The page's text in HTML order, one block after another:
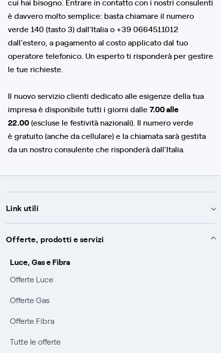
è davvero molto semplice: basta chiamare il numero
verde 140 (tasto 3) dall'Italia o +39 0664511012
dall'estero, a pagamento al costo applicato dal tuo
operatore telefonico. Un esperto ti risponderà per gestire
le tue richieste.
Il nuovo servizio clienti dedicato alle esigenze della tua
impresa è disponibile tutti i giorni dalle7.00 alle
22.00(escluse le festività nazionali). Il numero verde
è gratuito (anche da cellulare) e la chiamata sarà gestita
da un nostro consulente che risponderà dall’Italia.
Link utili
Assistenza
Avvisi
SOS luce e gas
Conciliazioni e risoluzione delle controversie
Negoziazione paritetica
Informazioni Sisma
Servizi
Servizio di salvaguardia
Servizio default di distribuzione
Tutele graduali
FUI
Collabora con noi
Sponsorizzazioni
Diventa nostro partner
Modulistica e reclami
Offerte, prodotti e servizi
Luce, Gas e Fibra
Offerte Luce
Offerte Gas
Offerte Fibra
Tutte le offerte